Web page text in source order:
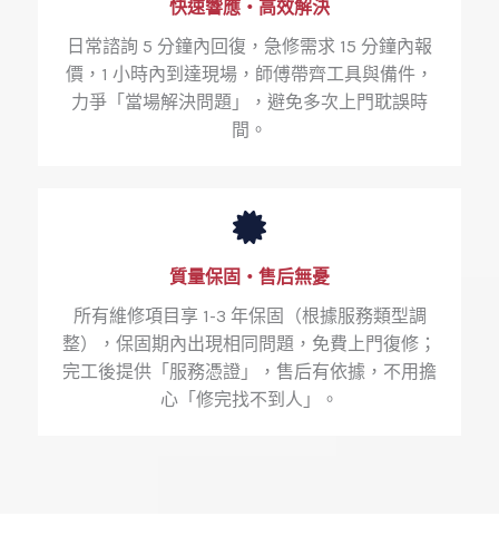
快速響應・高效解決
日常諮詢 5 分鐘內回復，急修需求 15 分鐘內報
價，1 小時內到達現場，師傅帶齊工具與備件，
力爭「當場解決問題」，避免多次上門耽誤時
間。
質量保固・售后無憂
所有維修項目享 1-3 年保固（根據服務類型調
整），保固期內出現相同問題，免費上門復修；
完工後提供「服務憑證」，售后有依據，不用擔
心「修完找不到人」。